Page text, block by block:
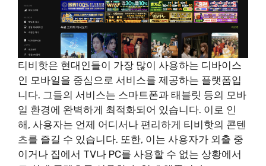
티비핫은 현대인들이 가장 많이 사용하는 디바이스
인 모바일을 중심으로 서비스를 제공하는 플랫폼입
니다. 그들의 서비스는 스마트폰과 태블릿 등의 모바
일 환경에 완벽하게 최적화되어 있습니다. 이로 인
해, 사용자는 언제 어디서나 편리하게 티비핫의 콘텐
츠를 즐길 수 있습니다. 또한, 이는 사용자가 외출 중
이거나 집에서 TV나 PC를 사용할 수 없는 상황에서